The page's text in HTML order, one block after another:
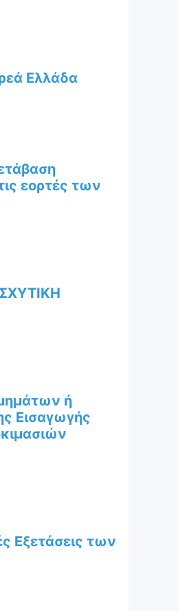
Ελλάδα
εορτές των
ή
Εισαγωγής
Εξετάσεις των